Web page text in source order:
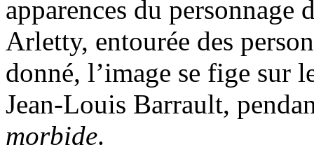
apparences du personnage
Arletty, entourée des
donné, l’image se fige sur
Jean-Louis Barrault,
morbide.